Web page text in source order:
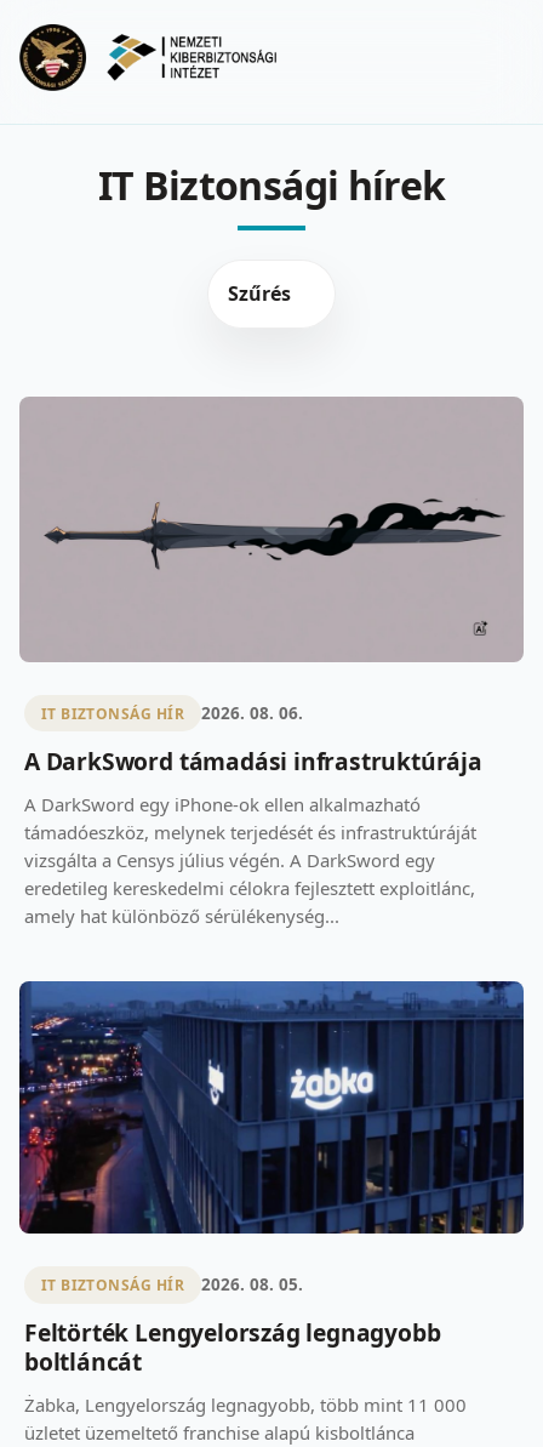
IT Biztonsági hírek
Szűrés
IT BIZTONSÁG HÍR 2026. 08. 06.
A DarkSword támadási infrastruktúrája
A DarkSword egy iPhone-ok ellen alkalmazható
támadóeszköz, melynek terjedését és infrastruktúráját
vizsgálta a Censys július végén. A DarkSword egy
eredetileg kereskedelmi célokra fejlesztett exploitlánc,
amely hat különböző sérülékenység...
IT BIZTONSÁG HÍR 2026. 08. 05.
Feltörték Lengyelország legnagyobb
boltláncát
Żabka, Lengyelország legnagyobb, több mint 11 000
üzletet üzemeltető franchise alapú kisboltlánca